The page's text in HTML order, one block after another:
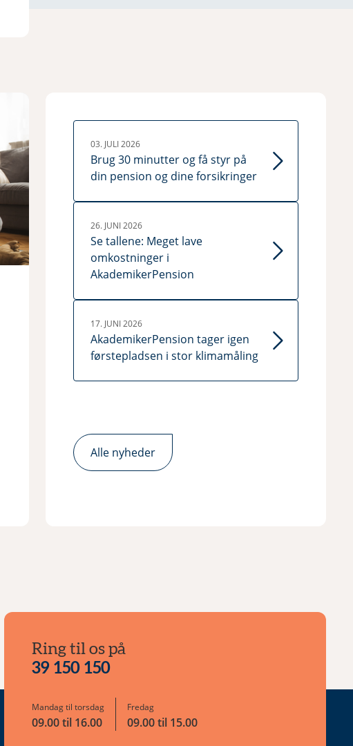
03. JULI 2026
Brug 30 minutter og få styr på
din pension og dine forsikringer
26. JUNI 2026
Se tallene: Meget lave
omkostninger i
AkademikerPension
17. JUNI 2026
AkademikerPension tager igen
førstepladsen i stor klimamåling
Alle nyheder
Ring til os på
39 150 150
Mandag til torsdag
09.00 til 16.00
Fredag
09.00 til 15.00